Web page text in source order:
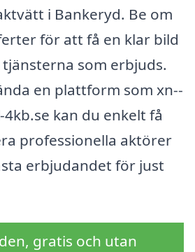
i Bankeryd. Be om
för att få en klar bild
som erbjuds.
en plattform som xn--
kan du enkelt få
professionella aktörer
erbjudandet för just
gratis och utan